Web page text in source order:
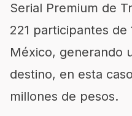
Serial Premium de
221 participantes de
México, generando
destino, en esta
millones de pesos.